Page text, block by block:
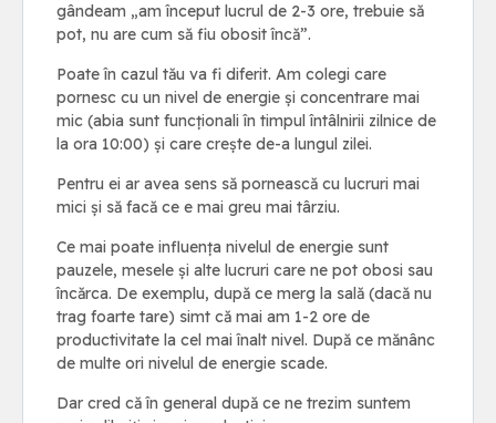
gândeam „am început lucrul de 2-3 ore, trebuie să
pot, nu are cum să fiu obosit încă”.
Poate în cazul tău va fi diferit. Am colegi care
pornesc cu un nivel de energie și concentrare mai
mic (abia sunt funcționali în timpul întâlnirii zilnice de
la ora 10:00) și care crește de-a lungul zilei.
Pentru ei ar avea sens să pornească cu lucruri mai
mici și să facă ce e mai greu mai târziu.
Ce mai poate influența nivelul de energie sunt
pauzele, mesele și alte lucruri care ne pot obosi sau
încărca. De exemplu, după ce merg la sală (dacă nu
trag foarte tare) simt că mai am 1-2 ore de
productivitate la cel mai înalt nivel. După ce mănânc
de multe ori nivelul de energie scade.
Dar cred că în general după ce ne trezim suntem